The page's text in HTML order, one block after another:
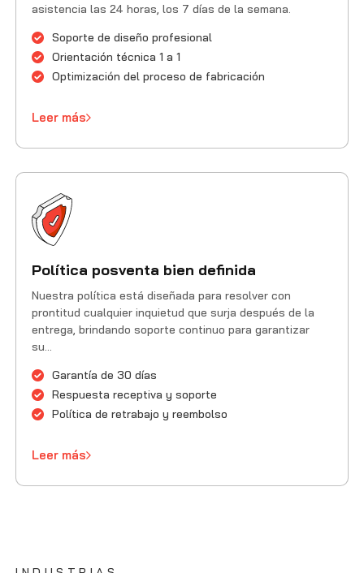
asistencia las 24 horas, los 7 días de la semana.
Soporte de diseño profesional
Orientación técnica 1 a 1
Optimización del proceso de fabricación
Leer más
Política posventa bien definida
Nuestra política está diseñada para resolver con
prontitud cualquier inquietud que surja después de la
entrega, brindando soporte continuo para garantizar
su...
Garantía de 30 días
Respuesta receptiva y soporte
Política de retrabajo y reembolso
Leer más